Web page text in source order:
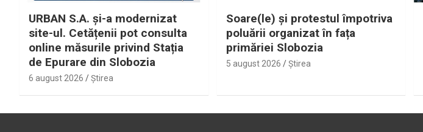
URBAN S.A. și-a modernizat
site-ul. Cetățenii pot consulta
online măsurile privind Stația
de Epurare din Slobozia
6 august 2026 Ştirea
Soare(le) și protestul împotriva
poluării organizat în fața
primăriei Slobozia
5 august 2026 Ştirea